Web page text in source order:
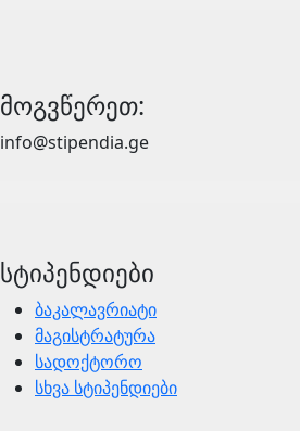
მოგვწერეთ:
info@stipendia.ge
სტიპენდიები
ბაკალავრიატი
მაგისტრატურა
სადოქტორო
სხვა სტიპენდიები